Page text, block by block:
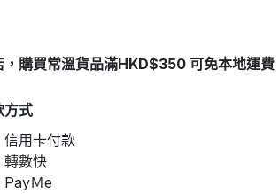
，購買常溫貨品滿HKD$350 可免本地運費
方式
信用卡付款
轉數快
PayＭe